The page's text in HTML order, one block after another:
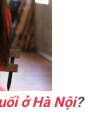
ở Hà Nội?